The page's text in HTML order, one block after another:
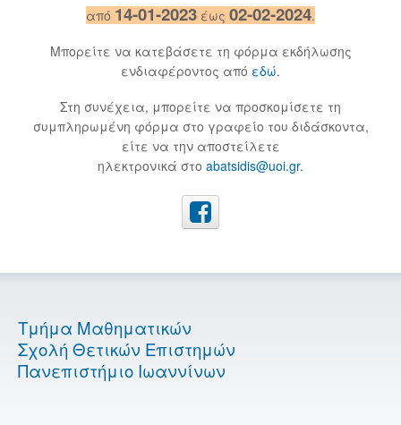
από 14-01-2023 έως 02-02-2024.
Μπορείτε να κατεβάσετε τη φόρμα εκδήλωσης
ενδιαφέροντος από εδώ.
Στη συνέχεια, μπορείτε να προσκομίσετε τη
συμπληρωμένη φόρμα στο γραφείο του διδάσκοντα,
είτε να την αποστείλετε
ηλεκτρονικά στο abatsidis@uoi.gr.
Τμήμα Μαθηματικών
Σχολή Θετικών Επιστημών
Πανεπιστήμιο Ιωαννίνων